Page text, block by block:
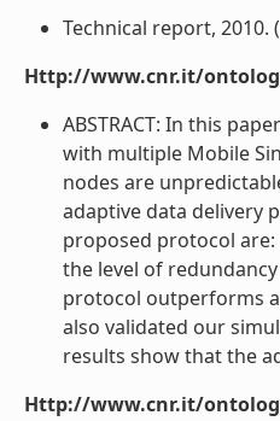
Technical report, 2010.
Http://www.cnr.it/
ABSTRACT: In this
with multiple Mobile
nodes are
adaptive data delivery
proposed protocol
the level of
protocol outperforms
also validated our
results show that the
Http://www.cnr.it/